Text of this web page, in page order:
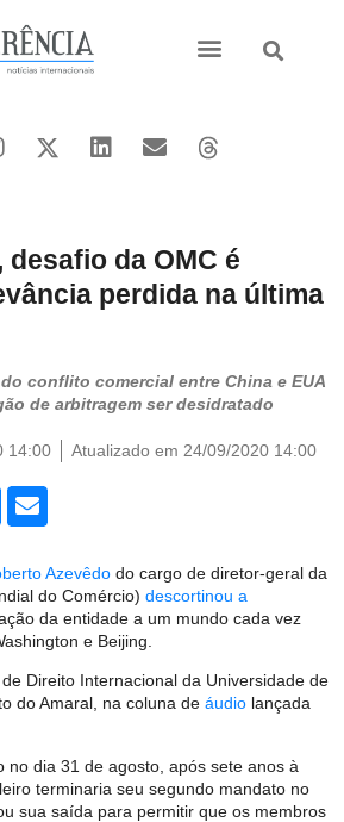
da OMC é
perdida na última
conflito comercial entre China e EUA
de arbitragem ser desidratado
14:00 Atualizado em 24/09/2020 14:00
Azevêdo do cargo de diretor-geral da
do Comércio) descortinou a
da entidade a um mundo cada vez
e Beijing.
Direito Internacional da Universidade de
do Amaral, na coluna de áudio lançada
no dia 31 de agosto, após sete anos à
terminaria seu segundo mandato no
sua saída para permitir que os membros